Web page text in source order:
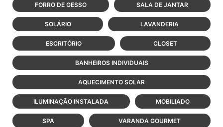
FORRO DE GESSO SALA DE JANTAR
SOLÁRIO LAVANDERIA
ESCRITÓRIO CLOSET
BANHEIROS INDIVIDUAIS
AQUECIMENTO SOLAR
ILUMINAÇÃO INSTALADA MOBILIADO
SPA VARANDA GOURMET